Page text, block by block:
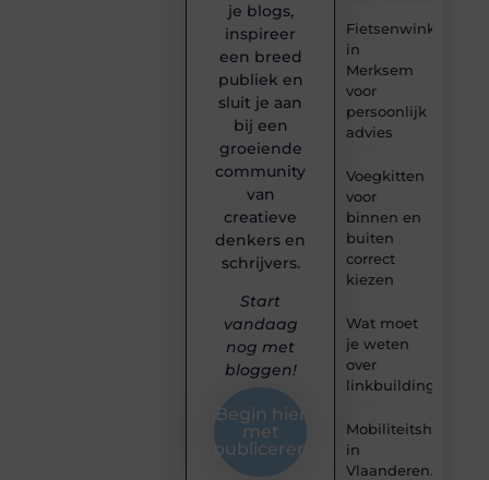
Fietsenwinkel
in
Merksem
voor
persoonlijk
advies
Voegkitten
voor
binnen en
buiten
correct
kiezen
Wat moet
je weten
over
linkbuilding?
in
Vlaanderen.
je blogs,
inspireer
een breed
publiek en
sluit je aan
bij een
groeiende
community
van
creatieve
denkers en
schrijvers.
Start
vandaag
nog met
bloggen!
Begin hier
met
publiceren